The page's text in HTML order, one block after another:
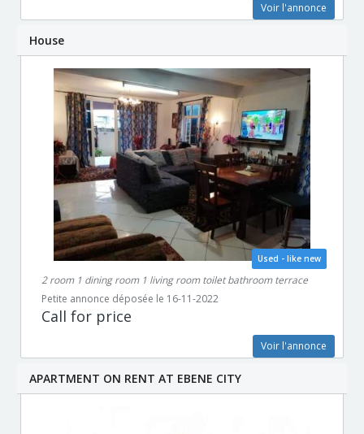
Voir l'annonce
House
Used - like new
2 room 1 dining room 1 living room toilet bathroom terrace
Petite annonce déposée le 16-11-2022
Call for price
Voir l'annonce
APARTMENT ON RENT AT EBENE CITY